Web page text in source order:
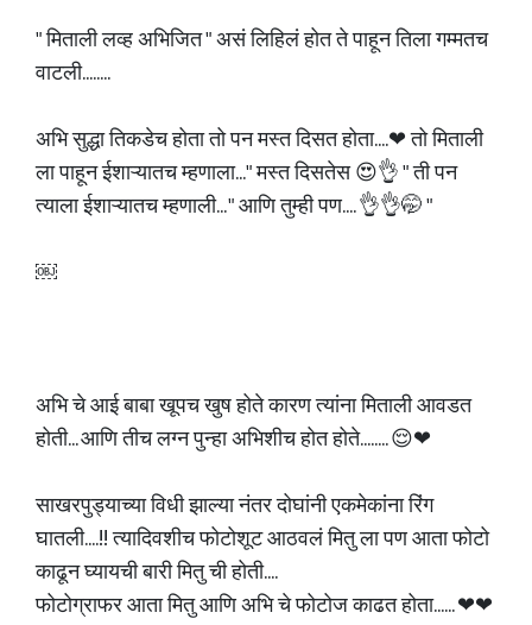
" मिताली लव्ह अभिजित " असं लिहिलं होत ते पाहून तिला गम्मतच
वाटली........
अभि सुद्धा तिकडेच होता तो पन मस्त दिसत होता....❤ तो मिताली
ला पाहून ईशाऱ्यातच म्हणाला..." मस्त दिसतेस 😍👌 " ती पन
त्याला ईशाऱ्यातच म्हणाली... " आणि तुम्ही पण.... 👌👌🤭 "
￼
अभि चे आई बाबा खूपच खुष होते कारण त्यांना मिताली आवडत
होती... आणि तीच लग्न पुन्हा अभिशीच होत होते........ 😌❤
साखरपुड्याच्या विधी झाल्या नंतर दोघांनी एकमेकांना रिंग
घातली....!! त्यादिवशीच फोटोशूट आठवलं मितु ला पण आता फोटो
काढून घ्यायची बारी मितु ची होती....
फोटोग्राफर आता मितु आणि अभि चे फोटोज काढत होता...... ❤❤